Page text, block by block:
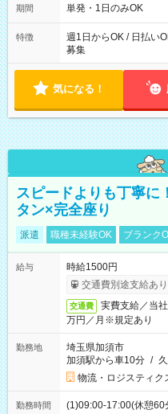
期間 単発・1日のみOK
特徴
週1日からOK / 日払い
募集
気になる！
スピードよりも丁寧に
タン×完全座り
派遣 職種未経験OK ブランク
給与
時給1500円
交通費別途支給あり
交通費
実費支給／当
万円／月※規定あり
勤務地
埼玉県加須市
加須駅から車10分 /
物流・ロジスティク
勤務時間 (1)09:00-17:00(休憩60